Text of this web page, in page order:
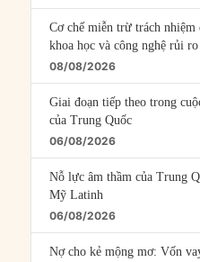
Cơ chế miễn trừ trách
khoa học và công nghệ rủi ro
08/08/2026
Giai đoạn tiếp theo trong
của Trung Quốc
06/08/2026
Nỗ lực âm thầm của Trung
Mỹ Latinh
06/08/2026
Nợ cho kẻ mộng mơ: Vốn